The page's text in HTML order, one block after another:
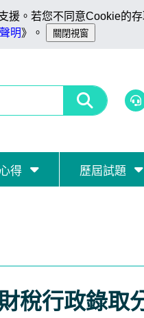
。若您不同意Cookie的
明》。
得 歷屆試題
稅行政錄取